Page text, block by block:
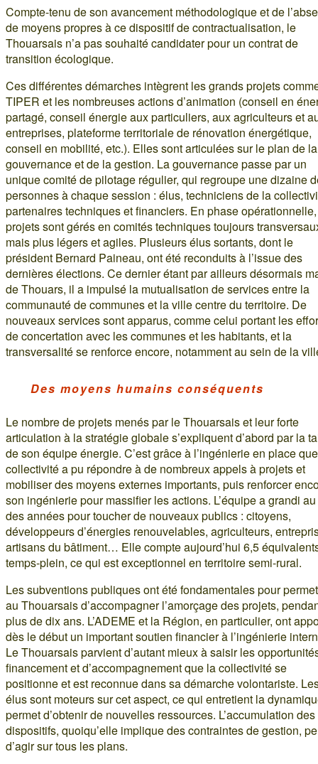
Compte-tenu de son avancement méthodologique et de
de moyens propres à ce dispositif de contractualisation, le
Thouarsais n’a pas souhaité candidater pour un contrat de
transition écologique.
Ces différentes démarches intègrent les grands projets
TIPER et les nombreuses actions d’animation (conseil en
partagé, conseil énergie aux particuliers, aux agriculteurs et
entreprises, plateforme territoriale de rénovation énergétique,
conseil en mobilité, etc.). Elles sont articulées sur le plan de la
gouvernance et de la gestion. La gouvernance passe par un
unique comité de pilotage régulier, qui regroupe une dizaine
personnes à chaque session : élus, techniciens de la
partenaires techniques et financiers. En phase
projets sont gérés en comités techniques toujours
mais plus légers et agiles. Plusieurs élus sortants, dont le
président Bernard Paineau, ont été reconduits à l’issue des
dernières élections. Ce dernier étant par ailleurs désormais
de Thouars, il a impulsé la mutualisation de services entre la
communauté de communes et la ville centre du territoire. De
nouveaux services sont apparus, comme celui portant les
de concertation avec les communes et les habitants, et la
transversalité se renforce encore, notamment au sein de la
Des moyens humains conséquents
Le nombre de projets menés par le Thouarsais et leur forte
articulation à la stratégie globale s’expliquent d’abord par la
de son équipe énergie. C’est grâce à l’ingénierie en place
collectivité a pu répondre à de nombreux appels à projets et
mobiliser des moyens externes importants, puis renforcer
son ingénierie pour massifier les actions. L’équipe a grandi
des années pour toucher de nouveaux publics : citoyens,
développeurs d’énergies renouvelables, agriculteurs,
artisans du bâtiment… Elle compte aujourd’hui 6,5
temps-plein, ce qui est exceptionnel en territoire semi-rural.
Les subventions publiques ont été fondamentales pour
au Thouarsais d’accompagner l’amorçage des projets,
plus de dix ans. L’ADEME et la Région, en particulier, ont
dès le début un important soutien financier à l’ingénierie
Le Thouarsais parvient d’autant mieux à saisir les
financement et d’accompagnement que la collectivité se
positionne et est reconnue dans sa démarche volontariste.
élus sont moteurs sur cet aspect, ce qui entretient la
permet d’obtenir de nouvelles ressources. L’accumulation des
dispositifs, quoiqu’elle implique des contraintes de gestion,
d’agir sur tous les plans.